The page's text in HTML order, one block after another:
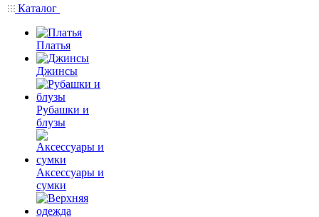
Каталог
Платья
Джинсы
Рубашки и
блузы
Аксессуары и
сумки